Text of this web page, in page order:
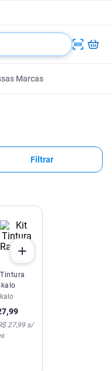
Marcas
Filtrar
,99
27,99s/